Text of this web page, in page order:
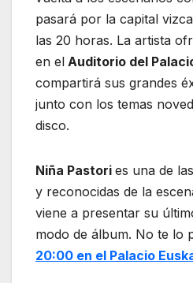
pasará por la capital
las 20 horas. La artista
en el Auditorio del
compartirá sus grandes
junto con los temas
disco.
Niña Pastori es una de
y reconocidas de la
viene a presentar su
modo de álbum. No te lo
20:00 en el Palacio